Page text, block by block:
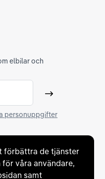
förbättra de tjänster
våra användare,
samt
elbilar och
Skicka
personuppgifter
för att erbjuda dig bästa